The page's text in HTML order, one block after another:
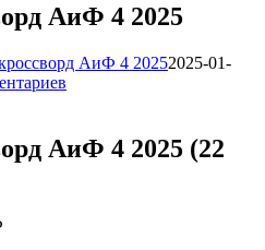
АиФ 4 2025
АиФ 4 20252025-01-
АиФ 4 2025 (22